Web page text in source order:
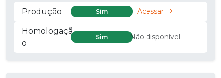
Produção Sim Acessar
Homologaçã
o
Sim Não disponível